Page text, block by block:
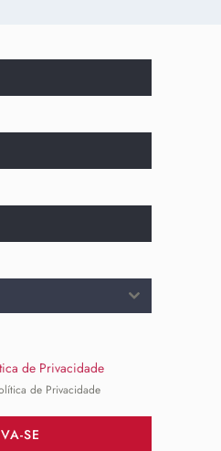
de Privacidade
de Privacidade
SE